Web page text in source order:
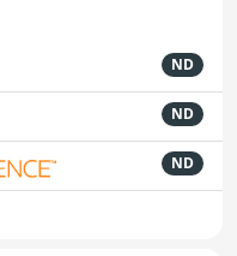
ND
ND
ND